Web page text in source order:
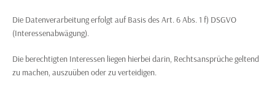
Die Datenverarbeitung erfolgt auf Basis des Art. 6 Abs. 1 f) DSGVO
(Interessenabwägung).
Die berechtigten Interessen liegen hierbei darin, Rechtsansprüche geltend
zu machen, auszuüben oder zu verteidigen.